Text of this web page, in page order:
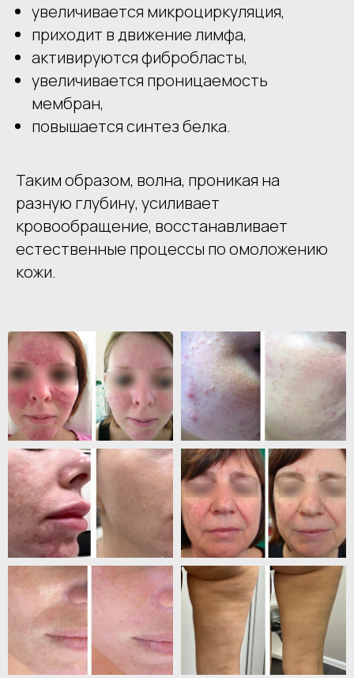
увеличивается микроциркуляция,
приходит в движение лимфа,
активируются фибробласты,
увеличивается проницаемость
мембран,
повышается синтез белка.
Таким образом, волна, проникая на
разную глубину, усиливает
кровообращение, восстанавливает
естественные процессы по омоложению
кожи.